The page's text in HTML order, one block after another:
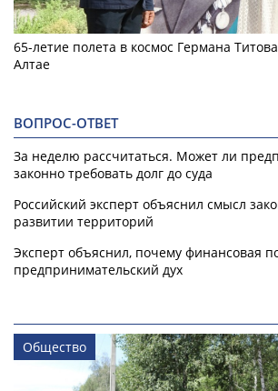
65-летие полета в космос Германа
Алтае
ВОПРОС-ОТВЕТ
За неделю рассчитаться. Может ли
законно требовать долг до суда
Российский эксперт объяснил смысл
развитии территорий
Эксперт объяснил, почему финансовая
предпринимательский дух
Общество